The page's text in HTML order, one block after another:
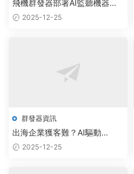
飛機群發器部署AI監聽機器
人，實現智能調度與雲原生運
2025-12-25
群發器資訊
出海企業獲客難？AI驅動
Telegram批量私信軟件實現雲
2025-12-25